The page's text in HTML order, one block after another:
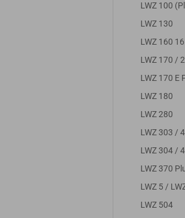
LWZ 100
LWZ 130
LWZ 160
LWZ 170 /
LWZ 170 E
LWZ 180
LWZ 280
LWZ 303 /
LWZ 304 /
LWZ 370
LWZ 5 /
LWZ 504